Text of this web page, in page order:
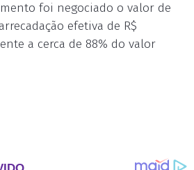
foi negociado o valor de
efetiva de R$
a cerca de 88% do valor